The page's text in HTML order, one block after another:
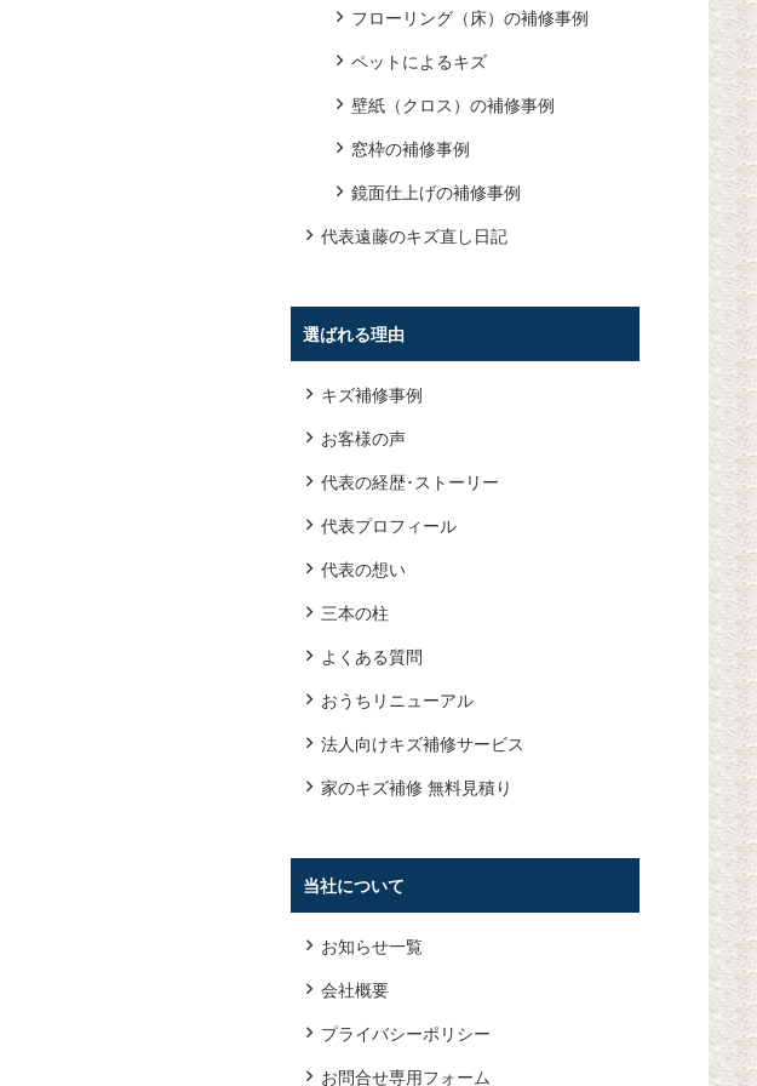
フローリング（床）の補修事例
ペットによるキズ
壁紙（クロス）の補修事例
窓枠の補修事例
鏡面仕上げの補修事例
代表遠藤のキズ直し日記
選ばれる理由
キズ補修事例
お客様の声
代表の経歴･ストーリー
代表プロフィール
代表の想い
三本の柱
よくある質問
おうちリニューアル
法人向けキズ補修サービス
家のキズ補修 無料見積り
当社について
お知らせ一覧
会社概要
プライバシーポリシー
お問合せ専用フォーム